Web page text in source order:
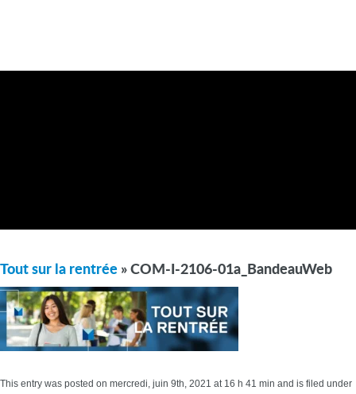
Tout sur la rentrée » COM-I-2106-01a_BandeauWeb
This entry was posted on mercredi, juin 9th, 2021 at 16 h 41 min and is filed under